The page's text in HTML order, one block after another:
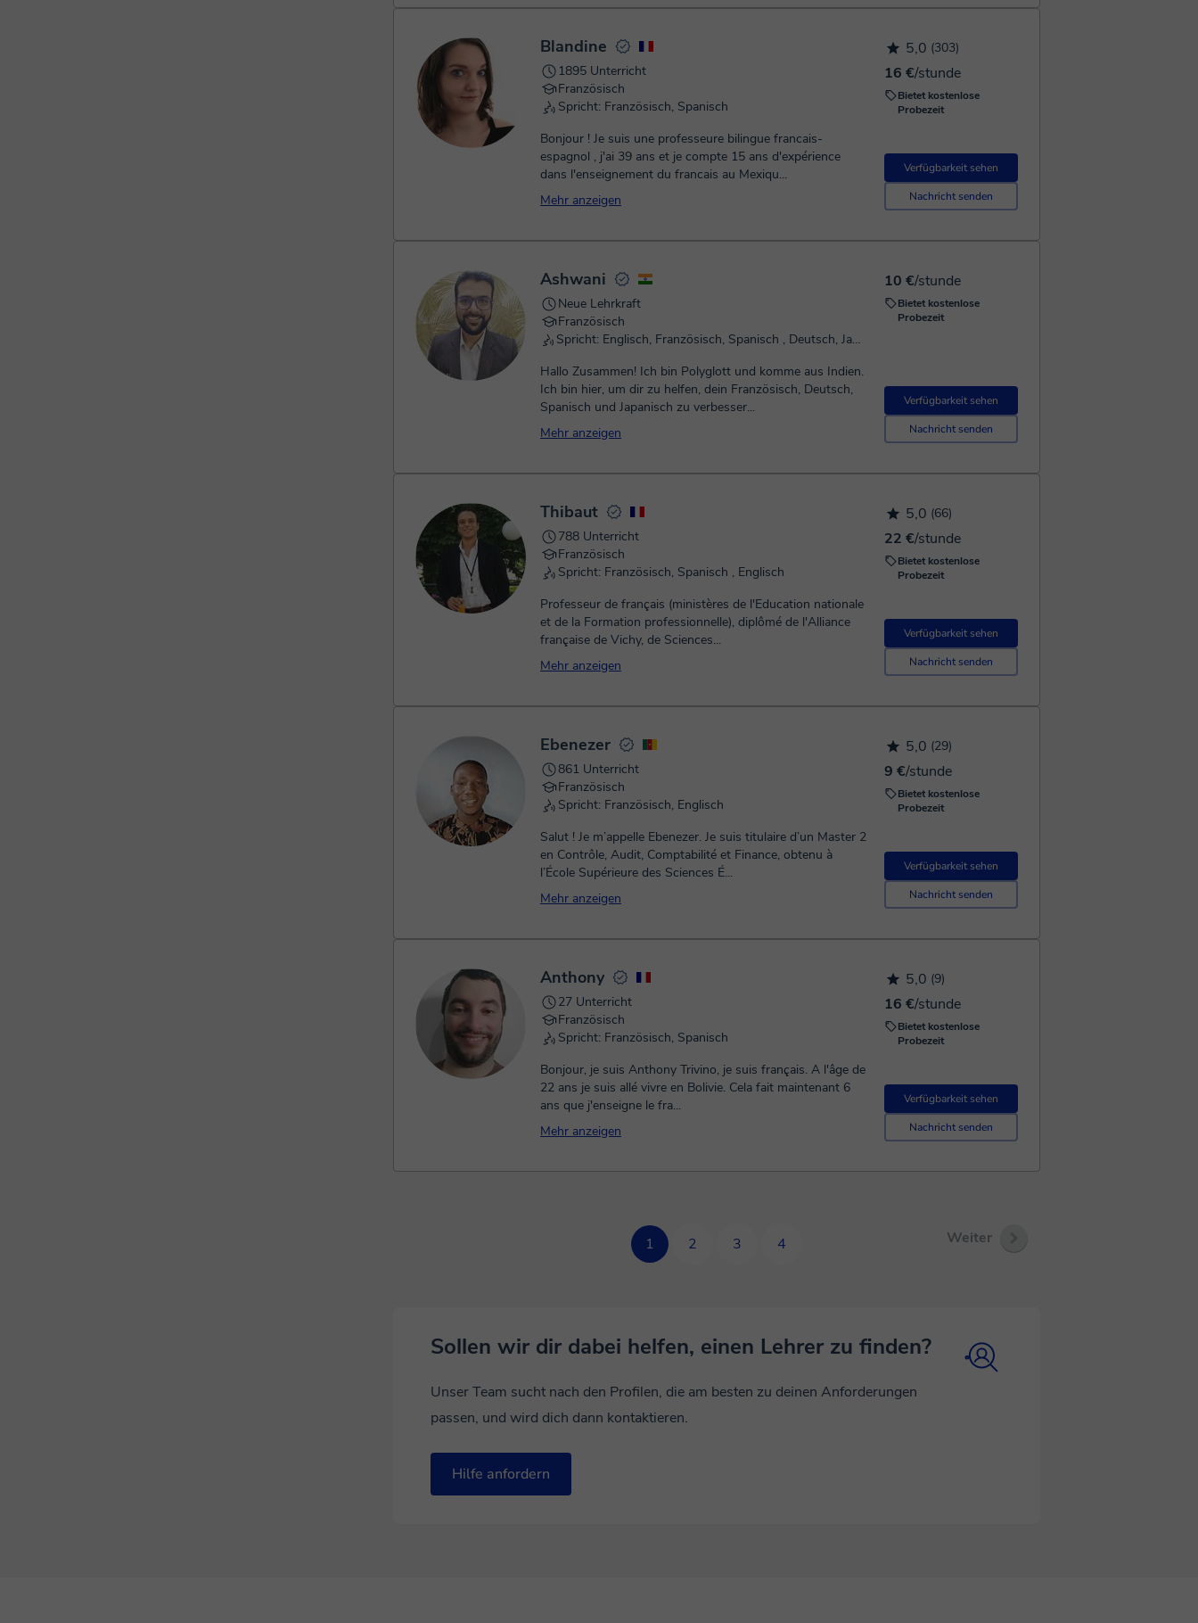
5,0 (303)
16 €/stunde
Bietet kostenlose
Probezeit
Verfügbarkeit sehen
Nachricht senden
Blandine
1895 Unterricht
Französisch
Spricht: Französisch, Spanisch
Bonjour ! Je suis une professeure bilingue francais-
espagnol , j'ai 39 ans et je compte 15 ans d'expérience
dans l'enseignement du francais au Mexiqu...
Mehr anzeigen
10 €/stunde
Bietet kostenlose
Probezeit
Verfügbarkeit sehen
Nachricht senden
Ashwani
Neue Lehrkraft
Französisch
Spricht: Englisch, Französisch, Spanisch , Deutsch, Japanisch
Hallo Zusammen! Ich bin Polyglott und komme aus Indien.
Ich bin hier, um dir zu helfen, dein Französisch, Deutsch,
Spanisch und Japanisch zu verbesser...
Mehr anzeigen
5,0 (66)
22 €/stunde
Bietet kostenlose
Probezeit
Verfügbarkeit sehen
Nachricht senden
Thibaut
788 Unterricht
Französisch
Spricht: Französisch, Spanisch , Englisch
Professeur de français (ministères de l'Education nationale
et de la Formation professionnelle), diplômé de l'Alliance
française de Vichy, de Sciences...
Mehr anzeigen
5,0 (29)
9 €/stunde
Bietet kostenlose
Probezeit
Verfügbarkeit sehen
Nachricht senden
Ebenezer
861 Unterricht
Französisch
Spricht: Französisch, Englisch
Salut ! Je m’appelle Ebenezer. Je suis titulaire d’un Master 2
en Contrôle, Audit, Comptabilité et Finance, obtenu à
l’École Supérieure des Sciences É...
Mehr anzeigen
5,0 (9)
16 €/stunde
Bietet kostenlose
Probezeit
Verfügbarkeit sehen
Nachricht senden
Anthony
27 Unterricht
Französisch
Spricht: Französisch, Spanisch
Bonjour, je suis Anthony Trivino, je suis français. A l'âge de
22 ans je suis allé vivre en Bolivie. Cela fait maintenant 6
ans que j'enseigne le fra...
Mehr anzeigen
1 2 3 4 Weiter
Sollen wir dir dabei helfen, einen Lehrer zu finden?
Unser Team sucht nach den Profilen, die am besten zu deinen Anforderungen
passen, und wird dich dann kontaktieren.
Hilfe anfordern